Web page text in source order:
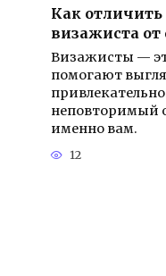
Как
визажиста
Визажисты —
помогают
неповторимый
именно вам.
12